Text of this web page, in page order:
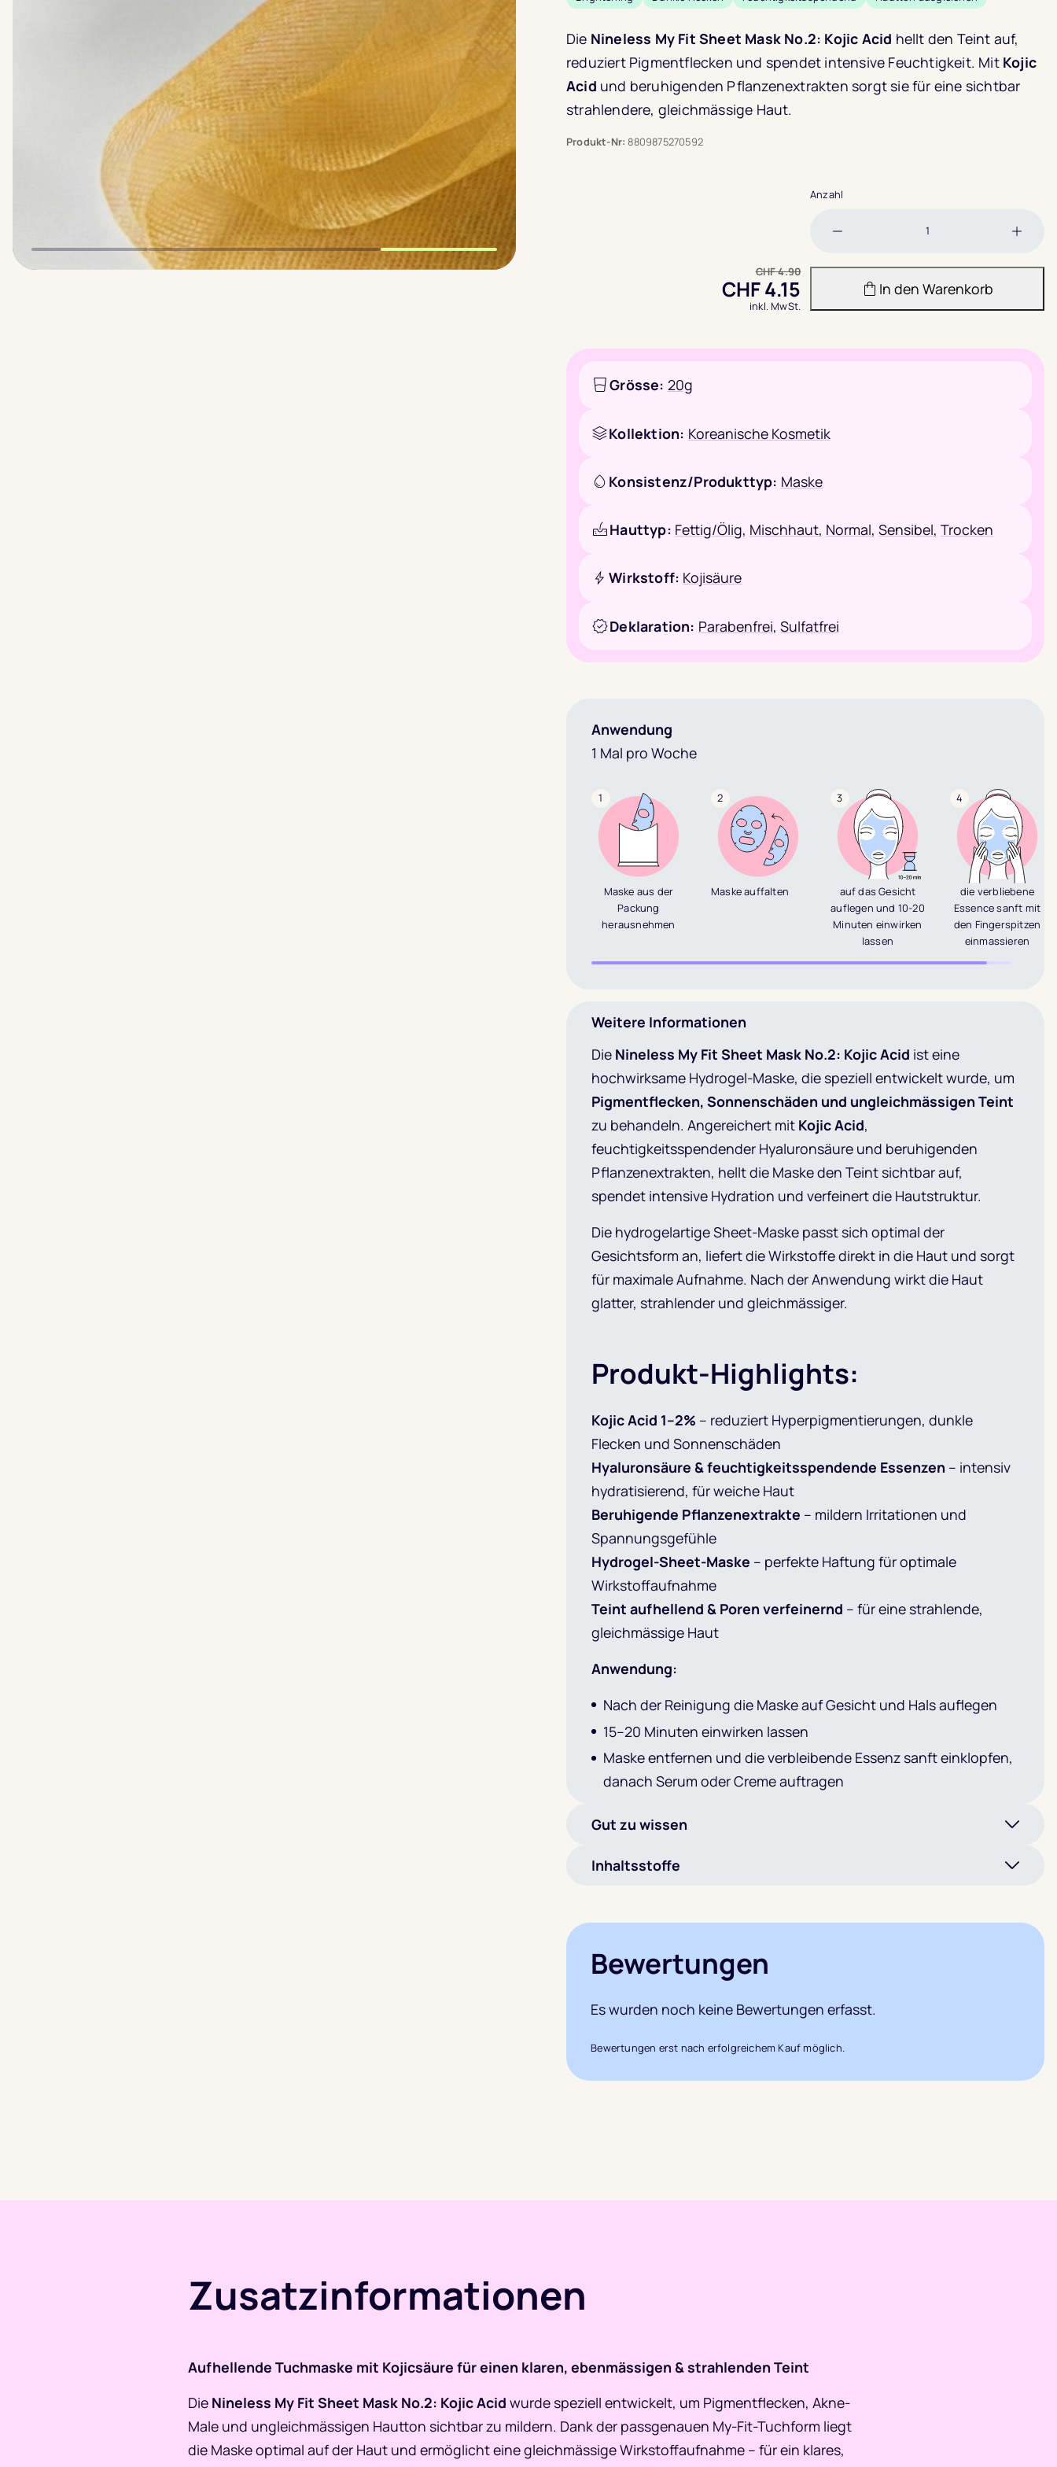
Die Nineless My Fit Sheet Mask No.2: Kojic Acid hellt den Teint auf,
reduziert Pigmentflecken und spendet intensive Feuchtigkeit. Mit Kojic
Acid und beruhigenden Pflanzenextrakten sorgt sie für eine sichtbar
strahlendere, gleichmässige Haut.
Produkt-Nr: 8809875270592
Anzahl
verringern
CHF4.90
CHF4.15
inkl. MwSt.
In den Warenkorb
Grösse: 20g
Kollektion: Koreanische Kosmetik
Konsistenz/Produkttyp: Maske
Hauttyp: Fettig/Ölig, Mischhaut, Normal,Sensibel,Trocken
Wirkstoff: Kojisäure
Deklaration: Parabenfrei, Sulfatfrei
Anwendung
1 Mal pro Woche
1
Maske aus der
Packung
herausnehmen
2
Maske auffalten
3
auf das Gesicht
auflegen und 10-20
Minuten einwirken
lassen
4
die verbliebene
Essence sanft mit
den Fingerspitzen
einmassieren
Weitere Informationen
Die Nineless My Fit Sheet Mask No.2: Kojic Acid ist eine
hochwirksame Hydrogel-Maske, die speziell entwickelt wurde, um
Pigmentflecken, Sonnenschäden und ungleichmässigen Teint
zu behandeln. Angereichert mit Kojic Acid,
feuchtigkeitsspendender Hyaluronsäure und beruhigenden
Pflanzenextrakten, hellt die Maske den Teint sichtbar auf,
spendet intensive Hydration und verfeinert die Hautstruktur.
Die hydrogelartige Sheet-Maske passt sich optimal der
Gesichtsform an, liefert die Wirkstoffe direkt in die Haut und sorgt
für maximale Aufnahme. Nach der Anwendung wirkt die Haut
glatter, strahlender und gleichmässiger.
Produkt-Highlights:
Kojic Acid 1–2% – reduziert Hyperpigmentierungen, dunkle
Flecken und Sonnenschäden
Hyaluronsäure & feuchtigkeitsspendende Essenzen – intensiv
hydratisierend, für weiche Haut
Beruhigende Pflanzenextrakte – mildern Irritationen und
Spannungsgefühle
Hydrogel-Sheet-Maske – perfekte Haftung für optimale
Wirkstoffaufnahme
Teint aufhellend & Poren verfeinernd – für eine strahlende,
gleichmässige Haut
Anwendung:
Nach der Reinigung die Maske auf Gesicht und Hals auflegen
15–20 Minuten einwirken lassen
Maske entfernen und die verbleibende Essenz sanft einklopfen,
danach Serum oder Creme auftragen
Gut zu wissen
Inhaltsstoffe
Bewertungen
Es wurden noch keine Bewertungen erfasst.
Bewertungen erst nach erfolgreichem Kauf möglich.
Zusatzinformationen
Aufhellende Tuchmaske mit Kojicsäure für einen klaren, ebenmässigen & strahlenden Teint
Die Nineless My Fit Sheet Mask No.2: Kojic Acid wurde speziell entwickelt, um Pigmentflecken, Akne-
Male und ungleichmässigen Hautton sichtbar zu mildern. Dank der passgenauen My-Fit-Tuchform liegt
die Maske optimal auf der Haut und ermöglicht eine gleichmässige Wirkstoffaufnahme – für ein klares,